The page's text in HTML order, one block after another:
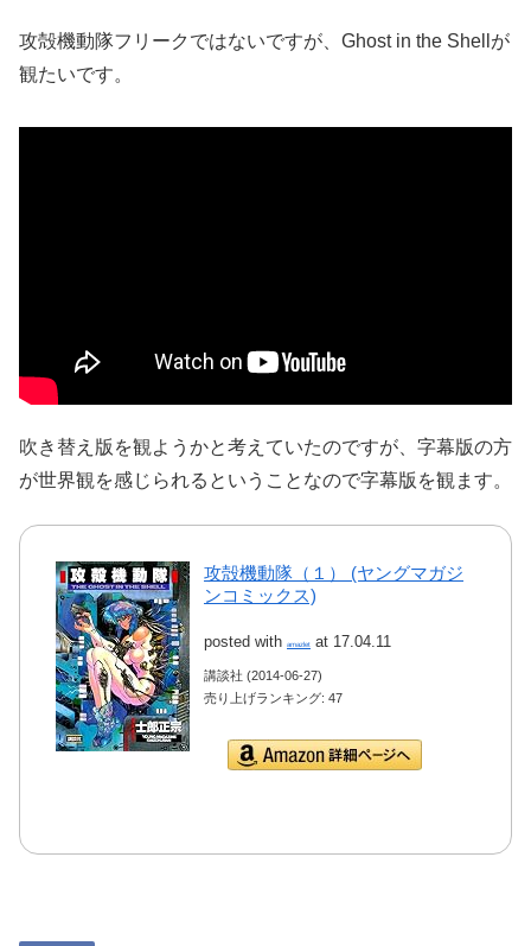
攻殻機動隊フリークではないですが、Ghost in the Shellが
観たいです。
吹き替え版を観ようかと考えていたのですが、字幕版の方
が世界観を感じられるということなので字幕版を観ます。
攻殻機動隊（１） (ヤングマガジ
ンコミックス)
posted with amazlet at 17.04.11
講談社 (2014-06-27)
売り上げランキング: 47